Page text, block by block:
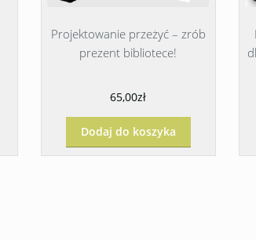
Projektowanie przeżyć – zrób
prezent bibliotece!
65,00zł
Dodaj do koszyka